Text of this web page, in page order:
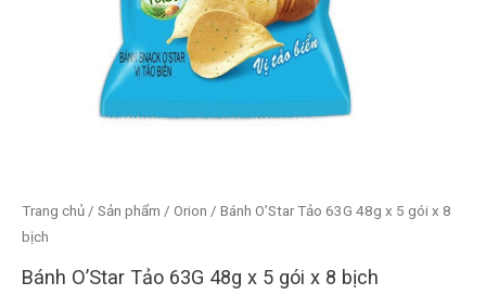
Trang chủ / Sản phẩm / Orion / Bánh O’Star Tảo 63G 48g x 5 gói x 8
bịch
Bánh O’Star Tảo 63G 48g x 5 gói x 8 bịch